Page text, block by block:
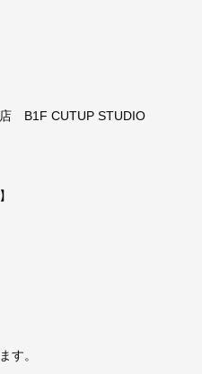
B1F CUTUP STUDIO
す。